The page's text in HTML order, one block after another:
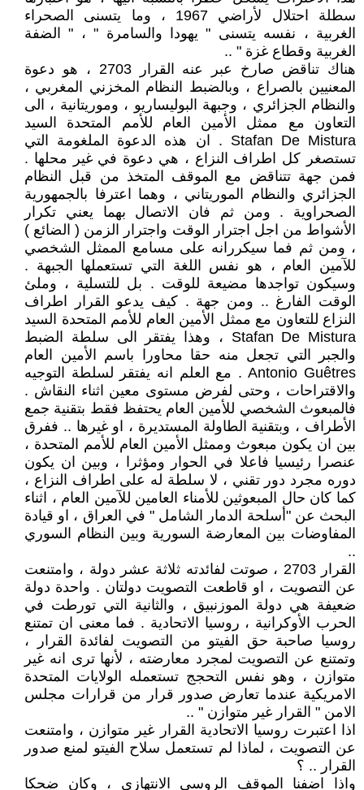
سطلة احتلال لأراضي 1967 ، وما يتسنى الصحراء
الغربية ، نفسه يتسنى " يهودا والسامرة " ، " الضفة
الغربية وقطاع غزة " ..
هناك تناقض صارخ عبر عنه القرار 2703 ، هو دعوة
المعنيين بالصراع ، وبالضبط النظام المخزني المغربي ،
والنظام الجزائري ، وجبهة البوليساريو ، وموريتانية ، الى
التعاون مع ممثل الأمين العام للأمم المتحدة السيد
Stafan De Mistura . ان هذه الدعوة الملغومة التي
تستصغر كل اطراف النزاع ، هي دعوة في غير محلها .
فمن جهة تتناقض مع الموقف المتخذ من قبل النظام
الجزائري والنظام الموريتاني ، وهما اعترفا بالجمهورية
الصحراوية . ومن ثم فان الاتصال بهما يعني تكرار
الأشواط من اجل اجترار الوقت واجترار الزمن ( الضائع )
، ومن ثم فما سيكررانه على مسامع الممثل الشخصي
للآمين العام ، هو نفس اللغة التي تستعملها الجبهة .
وسيكون تواجدها مضيعة للوقت . بل للتسلية ، وملئ
الوقت الفارغ .. ومن جهة . كيف يدعو القرار اطراف
النزاع للتعاون مع ممثل الأمين العام للأمم المتحدة السيد
Stafan De Mistura ، وهذا يفتقر الى سلطة الضبط
والجبر التي تجعل منه حقا محاورا باسم الأمين العام
Antonio Guêtres . مع العلم انه يفتقر لسلطة التوجيه
والاقتراحات ، وحتى لفرض مستوى معين اثناء النقاش .
فالمبعوث الشخصي للأمين العام يحتفظ فقط بتقنية جمع
الأطراف ، وبتقنية الطاولة المستديرة ، او غيرها .. ففرق
بين ان يكون مبعوث وممثل الأمين العام للأمم المتحدة ،
عنصرا رئيسيا فاعلا في الحوار ومؤثرا ، وبين ان يكون
دوره مجرد دور تقني ، لا سلطة له على اطراف النزاع ،
كما كان حال المبعوثين للأمناء العامين للآمين العام ، اثناء
البحث عن "أسلحة الدمار الشامل " في العراق ، او قيادة
المفاوضات بين المعارضة السورية وبين النظام السوري
..
القرار 2703 ، صوتت لفائدته ثلاثة عشر دولة ، وامتنعت
عن التصويت ، او قاطعت التصويت دولتان . واحدة دولة
ضعيفة هي دولة الموزنبيق ، والثانية التي تورطت في
الحرب الأوكرانية ، روسيا الاتحادية . فما معنى ان تمتنع
روسيا صاحبة حق الفيتو من التصويت لفائدة القرار ،
وتمتنع عن التصويت لمجرد معارضته ، لأنها ترى انه غير
متوازن ، وهو نفس التحجج تستعمله الولايات المتحدة
الامريكية عندما تعارض صدور قرار من قرارات مجلس
الامن " القرار غير متوازن " ..
اذا اعتبرت روسيا الاتحادية القرار غير متوازن ، وامتنعت
عن التصويت ، لماذا لم تستعمل سلاح الفيتو لمنع صدور
القرار .. ؟
واذا اضفنا الموقف الروسي الانتهازي ، وكان ضحكا